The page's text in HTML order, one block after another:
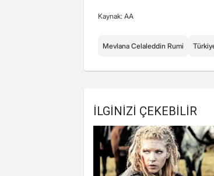
Kaynak: AA
Mevlana Celaleddin Rumi